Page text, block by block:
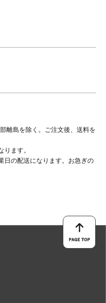
離島を除く。ご注文後、送料を
ます。
日の配送になります。お急ぎの